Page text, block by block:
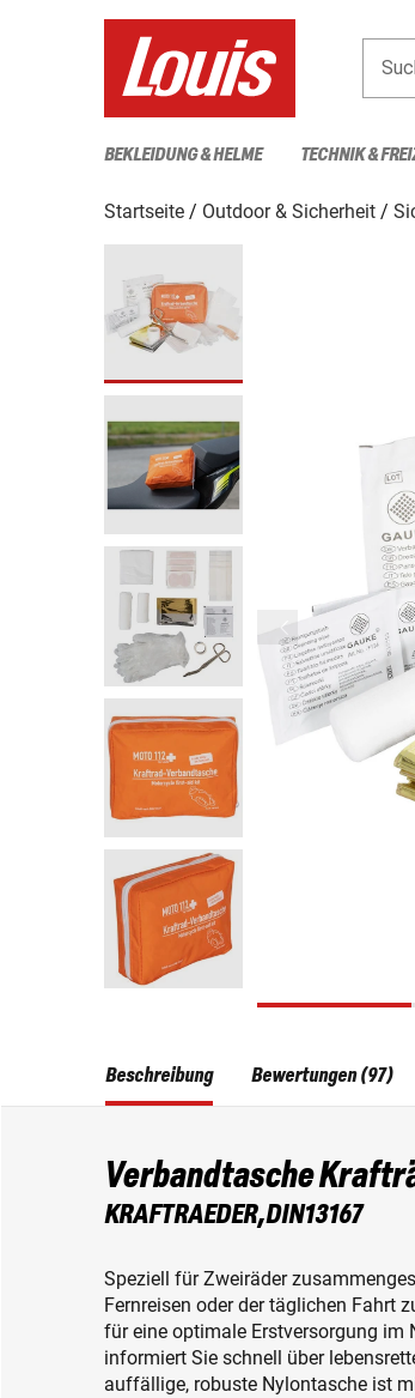
BEKLEIDUNG & HELME TECHNIK &
Startseite Outdoor & Sicherheit
Beschreibung
Verbandtasche
KRAFTRAEDER,DIN13167
Speziell für Zweiräder
Fernreisen oder der täglichen Fahrt
für eine optimale Erstversorgung im
informiert Sie schnell über
auffällige, robuste Nylontasche ist
Bewertungen (97)